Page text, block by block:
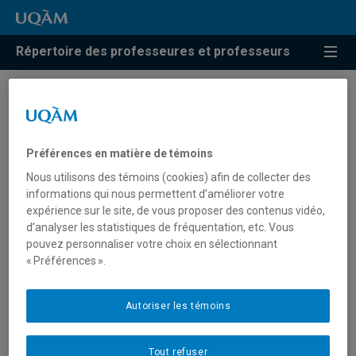
Répertoire des professeures et professeurs
Résultats de recherche pour
Boutin, Stephanie
boutin.stephanie@uqam.ca
Comportement antisocial
Da Silva Guerreiro, Joao
Préférences en matière de témoins
Nous utilisons des témoins (cookies) afin de collecter des
informations qui nous permettent d’améliorer votre
expérience sur le site, de vous proposer des contenus vidéo,
d’analyser les statistiques de fréquentation, etc. Vous
pouvez personnaliser votre choix en sélectionnant
« Préférences ».
Tout refuser
Autoriser les témoins